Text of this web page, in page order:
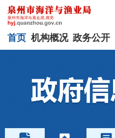
首页 机构概况 政务公开